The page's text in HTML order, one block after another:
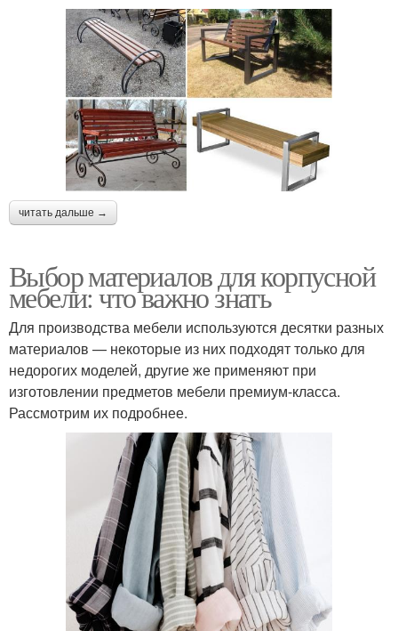
читать дальше →
Выбор материалов для корпусной
мебели: что важно знать
Для производства мебели используются десятки разных
материалов — некоторые из них подходят только для
недорогих моделей, другие же применяют при
изготовлении предметов мебели премиум-класса.
Рассмотрим их подробнее.